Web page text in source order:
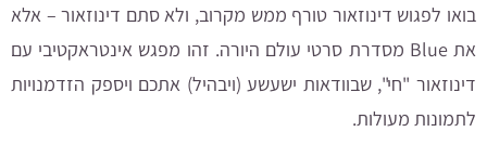
בואו לפגוש דינוזאור טורף ממש מקרוב, ולא סתם דינוזאור – אלא
את Blue מסדרת סרטי עולם היורה. זהו מפגש אינטראקטיבי עם
דינוזאור "חי", שבוודאות ישעשע (ויבהיל) אתכם ויספק הזדמנויות
לתמונות מעולות.